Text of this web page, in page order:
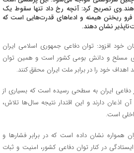
تصریح کرد: آنچه رخ داد تنها سقوط یک
فرو ریختن هیمنه و ادعاهای قدرت‌هایی است که
نشان دهند.
خود افزود: توان دفاعی جمهوری اسلامی ایران
مسلح و دانش بومی کشور است و همین توان
خود را در برابر ملت ایران محقق کنند.
دفاعی ایران به سطحی رسیده است که بسیاری از
اذعان دارند و این اقتدار نتیجه سال‌ها تلاش،
است.
همواره نشان داده است که در برابر فشارها و
در کنار توان دفاعی کشور، امنیت و ثبات